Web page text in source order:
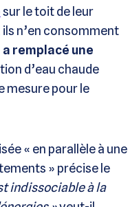
sur le toit de leur
n’en consomment
a remplacé une
d’eau chaude
mesure pour le
« en parallèle à une
» précise le
indissociable à la